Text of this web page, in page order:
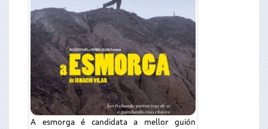
A esmorga é candidata a mellor guión